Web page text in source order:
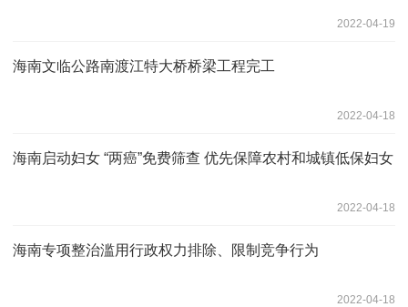
2022-04-19
海南文临公路南渡江特大桥桥梁工程完工
2022-04-18
海南启动妇女 “两癌”免费筛查 优先保障农村和城镇低保妇女
2022-04-18
海南专项整治滥用行政权力排除、限制竞争行为
2022-04-18